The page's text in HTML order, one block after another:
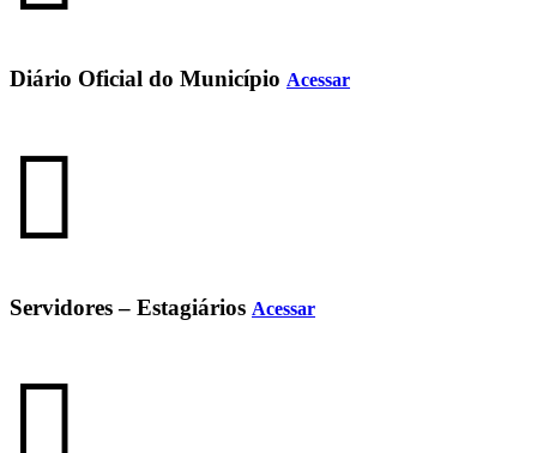
Diário Oficial do Município Acessar
Servidores – Estagiários Acessar